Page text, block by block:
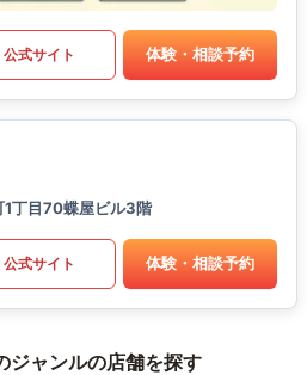
公式サイト 体験・相談予約
1丁目70蝶屋ビル3階
公式サイト 体験・相談予約
ジャンルの店舗を探す